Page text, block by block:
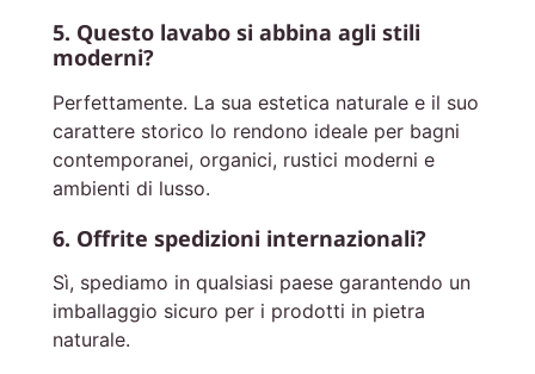
5. Questo lavabo si abbina agli stili
moderni?
Perfettamente. La sua estetica naturale e il suo
carattere storico lo rendono ideale per bagni
contemporanei, organici, rustici moderni e
ambienti di lusso.
6. Offrite spedizioni internazionali?
Sì, spediamo in qualsiasi paese garantendo un
imballaggio sicuro per i prodotti in pietra
naturale.